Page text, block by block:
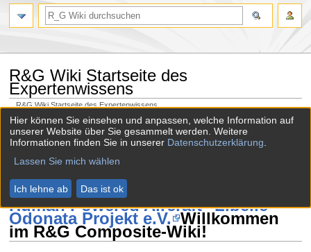
R&G Wiki Startseite des
Expertenwissens
R&G Wiki Startseite des Expertenwissens
Version vom 8. Juli 2026, 11:52 Uhr vonHautmann (Diskussion|
Beiträge)
| Aktuelle Version (Unterschied) |
Nächstjüngere Version → (Unterschied)
Zur
Navigation
springen
Zur
Suche
springen
Human Powered Aircraft "Libelle" -
Odonata Projekt e.V. Willkommen
im R&G Composite-Wiki!
Hier können Sie einsehen und anpassen, welche Information auf
unserer Website über Sie gesammelt werden. Weitere
Informationen finden Sie in unserer Datenschutzerklärung
Lassen Sie mich wählen
Ich lehne ab Das ist ok